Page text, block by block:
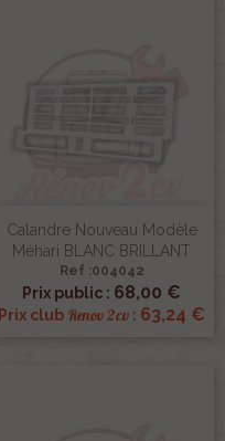
Calandre Nouveau Modèle
Méhari BLANC BRILLANT
Ref :004042
Prix public : 68,00 €
Prix club Renov 2cv : 63,24 €